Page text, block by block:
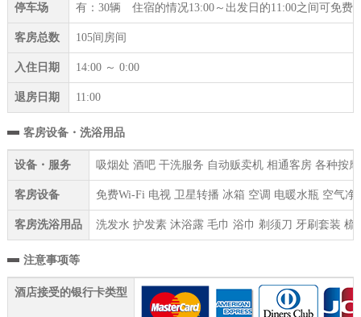
停车场 有：30辆 住宿的情况13:00～出发日的11:00之间可免费
客房总数 105间房间
入住日期 14:00 ～ 0:00
退房日期 11:00
客房设备・洗浴用品
设备・服务 吸烟处 酒吧 干洗服务 自动贩卖机 相通客房 各种按
客房设备 免费Wi-Fi 电视 卫星转播 冰箱 空调 电暖水瓶 空气
客房洗浴用品 洗发水 护发素 沐浴露 毛巾 浴巾 剃须刀 牙刷套装 梳
注意事项等
酒店接受的银行卡类型